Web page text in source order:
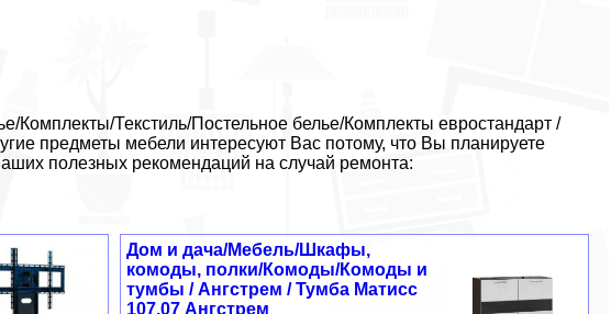
Комплекты/Текстиль/Постельное белье/Комплекты евростандарт /
предметы мебели интересуют Вас потому, что Вы планируете
полезных рекомендаций на случай ремонта:
Дом и дача/Мебель/Шкафы,
комоды, полки/Комоды/Комоды и
тумбы / Ангстрем / Тумба Матисс
107.07 Ангстрем